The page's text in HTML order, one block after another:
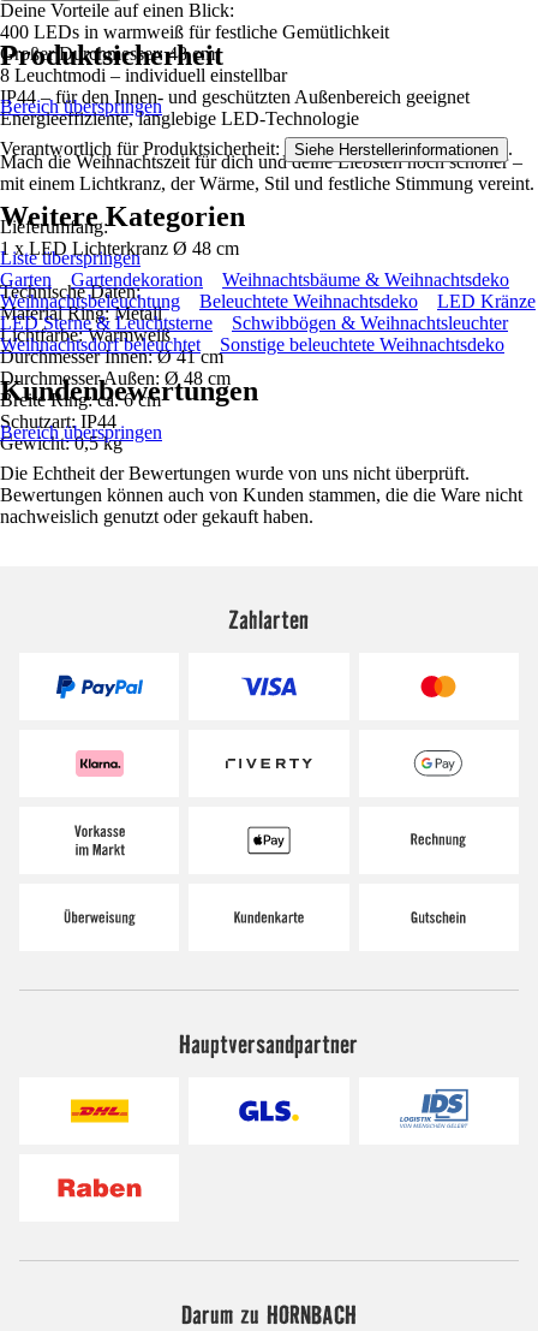
Deine Vorteile auf einen Blick:
400 LEDs in warmweiß für festliche Gemütlichkeit
Großer Durchmesser: 48 cm
8 Leuchtmodi – individuell einstellbar
IP44 – für den Innen- und geschützten Außenbereich geeignet
Energieeffiziente, langlebige LED-Technologie
Mach die Weihnachtszeit für dich und deine Liebsten noch schöner –
mit einem Lichtkranz, der Wärme, Stil und festliche Stimmung vereint.
Lieferumfang:
1 x LED Lichterkranz Ø 48 cm
Technische Daten:
Material Ring: Metall
Lichtfarbe: Warmweiß
Durchmesser Innen: Ø 41 cm
Durchmesser Außen: Ø 48 cm
Breite Ring: ca. 6 cm
Schutzart: IP44
Gewicht: 0,5 kg
Produktsicherheit
Bereich überspringen
Verantwortlich für Produktsicherheit: Siehe Herstellerinformationen .
Weitere Kategorien
Liste überspringen
Garten
Gartendekoration
Weihnachtsbäume & Weihnachtsdeko
Weihnachtsbeleuchtung
Beleuchtete Weihnachtsdeko
LED Kränze
LED Sterne & Leuchtsterne
Schwibbögen & Weihnachtsleuchter
Weihnachtsdorf beleuchtet
Sonstige beleuchtete Weihnachtsdeko
Kundenbewertungen
Bereich überspringen
Die Echtheit der Bewertungen wurde von uns nicht überprüft.
Bewertungen können auch von Kunden stammen, die die Ware nicht
nachweislich genutzt oder gekauft haben.
Zahlarten
Hauptversandpartner
Darum zu HORNBACH